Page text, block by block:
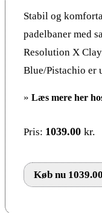
Stabil og
padelbaner med
Resolution X
Blue/Pistachio er
» Læs mere her
Pris: 1039.00 kr.
Køb nu